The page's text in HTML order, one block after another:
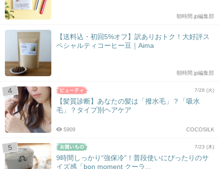
朝時間.jp編集部
【送料込・初回5%オフ】訳ありおトク！大好評ス
ペシャルティコーヒー豆｜Aima
朝時間.jp編集部
7/28 (火)
【髪質診断】あなたの髪は「撥水毛」？「吸水
毛」？タイプ別ヘアケア
COCOSILK
5909
7/23 (木)
9時間しっかり“強保冷”！普段使いにぴったりのサ
イズ感「bon moment クーラ...